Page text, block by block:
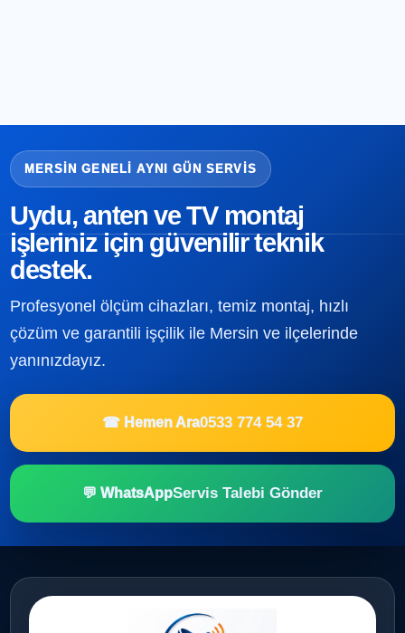
MERSIN GENELI AYNI GÜN SERVIS
Uydu, anten ve TV montaj
işleriniz için güvenilir teknik
destek.
Profesyonel ölçüm cihazları, temiz montaj, hızlı
çözüm ve garantili işçilik ile Mersin ve ilçelerinde
yanınızdayız.
☎ Hemen Ara0533 774 54 37
💬 WhatsAppServis Talebi Gönder